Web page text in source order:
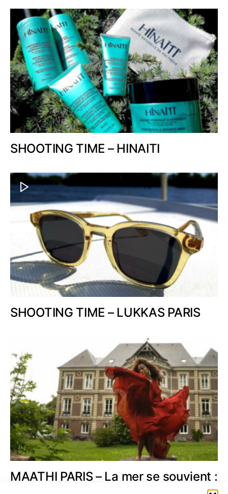
SHOOTING TIME – HINAITI
SHOOTING TIME – LUKKAS PARIS
MAATHI PARIS – La mer se souvient :